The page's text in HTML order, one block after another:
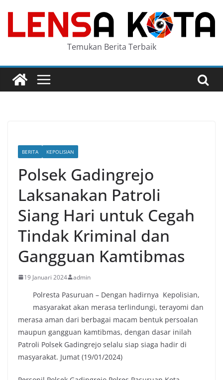
content
Temukan Berita Terbaik
BERITA KEPOLISIAN
Polsek Gadingrejo
Laksanakan Patroli
Siang Hari untuk Cegah
Tindak Kriminal dan
Gangguan Kamtibmas
19 Januari 2024 admin
Polresta Pasuruan – Dengan hadirnya Kepolisian,
masyarakat akan merasa terlindungi, terayomi dan
merasa aman dari berbagai macam bentuk persoalan
maupun gangguan kamtibmas, dengan dasar inilah
Patroli Polsek Gadingrejo selalu siap siaga hadir di
masyarakat. Jumat (19/01/2024)